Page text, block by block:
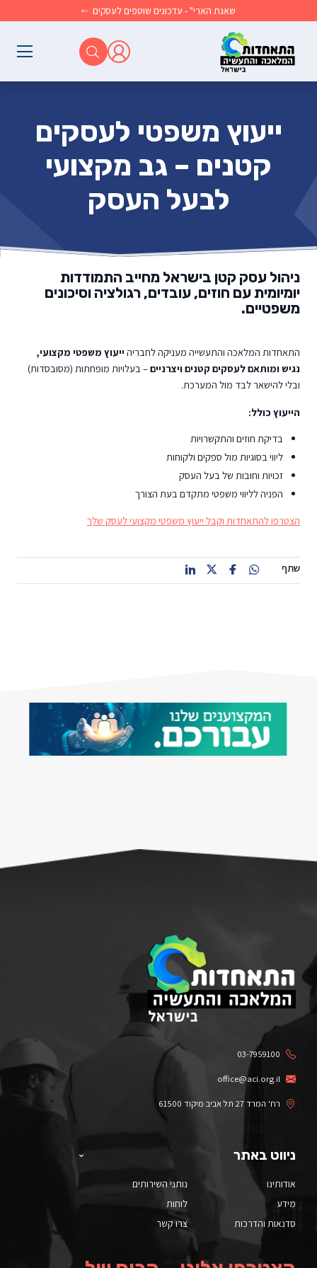
שאגת הארי" - עדכונים שוטפים לעסקים
ייעוץ משפטי לעסקים
קטנים – גב מקצועי
לבעל העסק
ניהול עסק קטן בישראל מחייב התמודדות
יומיומית עם חוזים, עובדים, רגולציה וסיכונים
משפטיים.
התאחדות המלאכה והתעשייה מעניקה לחבריה ייעוץ משפטי מקצועי,
נגיש ומותאם לעסקים קטנים ויצרניים– בעלויות מופחתות (מסובסדות)
ובלי להישאר לבד מול המערכת.
הייעוץ כולל:
בדיקת חוזים והתקשרויות
ליווי בסוגיות מול ספקים ולקוחות
זכויות וחובות של בעל העסק
הפניה לליווי משפטי מתקדם בעת הצורך
הצטרפו להתאחדות וקבל ייעוץ משפטי מקצועי לעסק שלך
שתף
03-7959100
office@aci.org.il
רח' המרד 27 תל אביב מיקוד 61500
ניווט באתר
אודותינו
נותני השירותים
מידע
לוחות
סדנאות והדרכות
צרו קשר